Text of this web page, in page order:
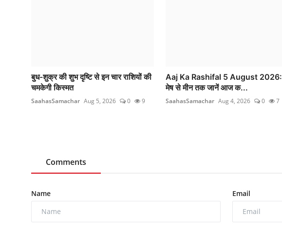
बुध-शुक्र की शुभ दृष्टि से इन चार राशियों की
चमकेगी किस्मत
SaahasSamachar Aug 5, 2026 0 9
Aaj Ka Rashifal 5 August 2026:
मेष से मीन तक जानें आज क...
SaahasSamachar Aug 4, 2026 0 7
Comments
Name Email